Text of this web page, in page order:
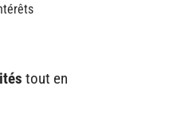
tout en